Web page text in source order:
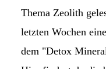
Thema Zeolith
letzten Wochen
dem "Detox